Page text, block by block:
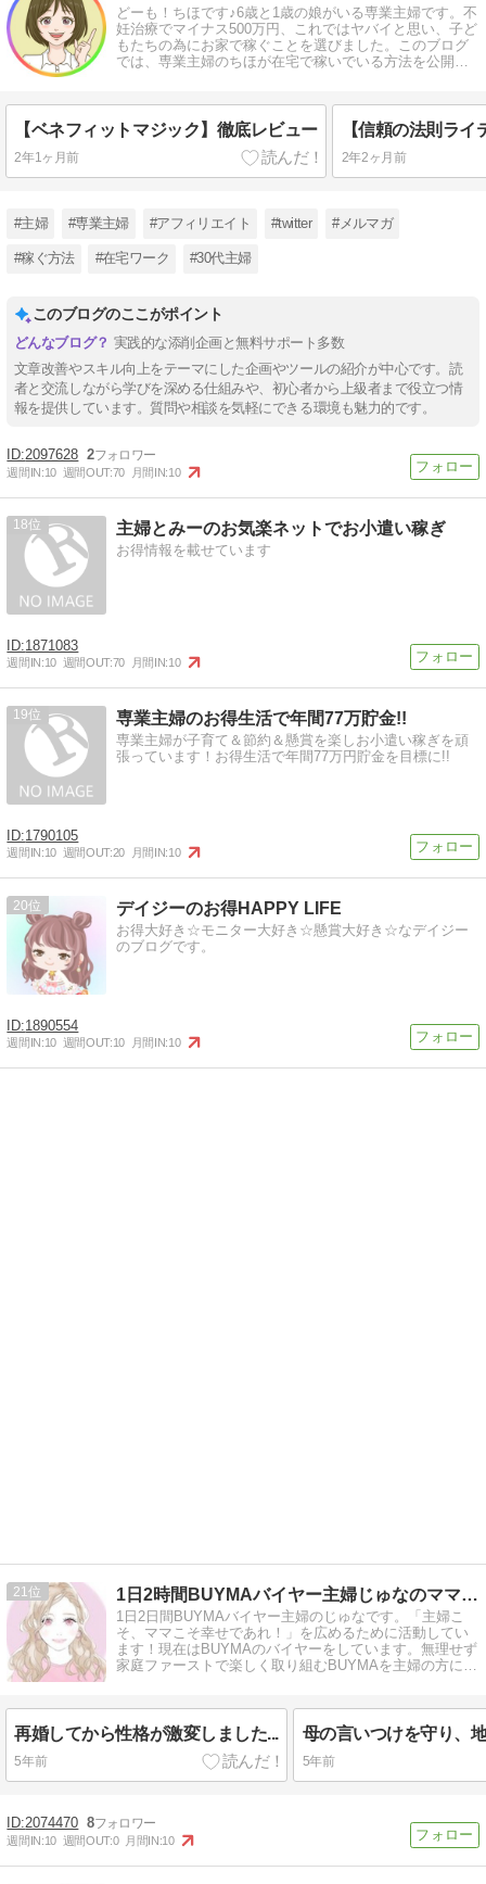
どーも！ちほです♪6歳と1歳の娘がいる専業主婦です。不
妊治療でマイナス500万円、これではヤバイと思い、子ど
もたちの為にお家で稼ぐことを選びました。このブログ
では、専業主婦のちほが在宅で稼いでいる方法を公開し
【ベネフィットマジック】徹底レビュー
2年1ヶ月前 2年2ヶ月前
#主婦 #専業主婦 #アフィリエイト #twitter #メルマガ
#稼ぐ方法 #在宅ワーク #30代主婦
このブログのここがポイント
実践的な添削企画と無料サポート多数
文章改善やスキル向上をテーマにした企画やツールの紹介が中心です。読
者と交流しながら学びを深める仕組みや、初心者から上級者まで役立つ情
報を提供しています。質問や相談を気軽にできる環境も魅力的です。
2097628 2
週間IN:10 週間OUT:70 月間IN:10
18 主婦とみーのお気楽ネットでお小遣い稼ぎ
お得情報を載せています
1871083
週間IN:10 週間OUT:70 月間IN:10
19 専業主婦のお得生活で年間77万貯金!!
専業主婦が子育て＆節約＆懸賞を楽しお小遣い稼ぎを頑
張っています！お得生活で年間77万円貯金を目標に!!
1790105
週間IN:10 週間OUT:20 月間IN:10
20 デイジーのお得HAPPY LIFE
お得大好き☆モニター大好き☆懸賞大好き☆なデイジー
のブログです。
1890554
週間IN:10 週間OUT:10 月間IN:10
21 1日2時間BUYMAバイヤー主婦じゅなのママ応援ブログ
1日2日間BUYMAバイヤー主婦のじゅなです。「主婦こ
そ、ママこそ幸せであれ！」を広めるために活動してい
ます！現在はBUYMAのバイヤーをしています。無理せず
家庭ファーストで楽しく取り組むBUYMAを主婦の方にこ
再婚してから性格が激変しました...
5年前
母の言いつけを守り、
5年前
2074470 8
週間IN:10 週間OUT:0 月間IN:10